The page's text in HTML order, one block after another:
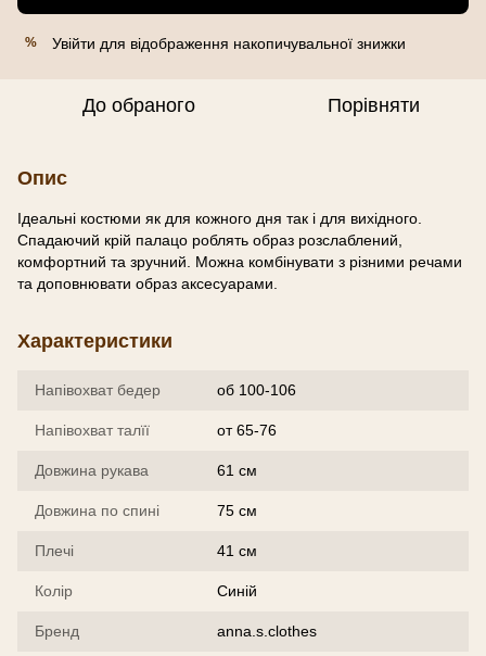
% Увійти для відображення накопичувальної знижки
До обраного Порівняти
Опис
Ідеальні костюми як для кожного дня так і для вихідного.
Спадаючий крій палацо роблять образ розслаблений,
комфортний та зручний. Можна комбінувати з різними речами
та доповнювати образ аксесуарами.
Характеристики
Напівохват бедер об 100-106
Напівохват талїї от 65-76
Довжина рукава 61 см
Довжина по спині 75 см
Плечі 41 см
Колір Синій
Бренд anna.s.clothes